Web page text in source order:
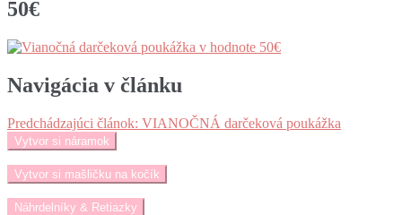
50€
Navigácia v článku
Predchádzajúci článok: VIANOČNÁ darčeková poukážka
Vytvor si náramok
Vytvor si mašličku na kočík
Náhrdelníky & Retiazky